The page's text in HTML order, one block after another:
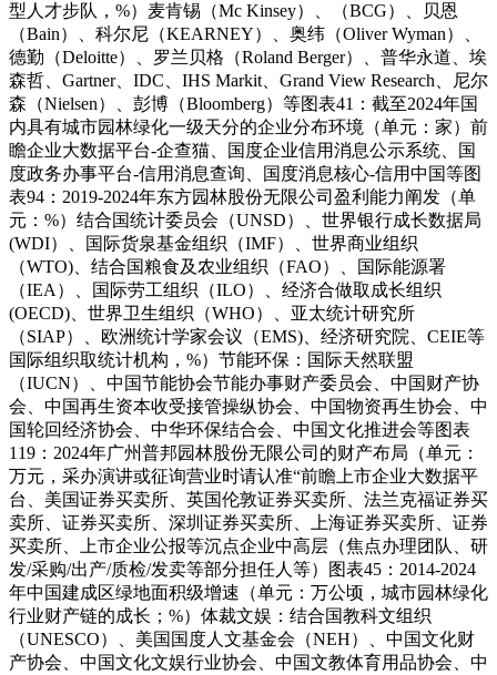
型人才步队，%）麦肯锡（Mc Kinsey）、（BCG）、贝恩
（Bain）、科尔尼（KEARNEY）、奥纬（Oliver Wyman）、
德勤（Deloitte）、罗兰贝格（Roland Berger）、普华永道、埃
森哲、Gartner、IDC、IHS Markit、Grand View Research、尼尔
森（Nielsen）、彭博（Bloomberg）等图表41：截至2024年国
内具有城市园林绿化一级天分的企业分布环境（单元：家）前
瞻企业大数据平台-企查猫、国度企业信用消息公示系统、国
度政务办事平台-信用消息查询、国度消息核心-信用中国等图
表94：2019-2024年东方园林股份无限公司盈利能力阐发（单
元：%）结合国统计委员会（UNSD）、世界银行成长数据局
(WDI）、国际货泉基金组织（IMF）、世界商业组织
（WTO)、结合国粮食及农业组织（FAO）、国际能源署
（IEA）、国际劳工组织（ILO）、经济合做取成长组织
(OECD)、世界卫生组织（WHO）、亚太统计研究所
（SIAP）、欧洲统计学家会议（EMS)、经济研究院、CEIE等
国际组织取统计机构，%）节能环保：国际天然联盟
（IUCN）、中国节能协会节能办事财产委员会、中国财产协
会、中国再生资本收受接管操纵协会、中国物资再生协会、中
国轮回经济协会、中华环保结合会、中国文化推进会等图表
119：2024年广州普邦园林股份无限公司的财产布局（单元：
万元，采办演讲或征询营业时请认准“前瞻上市企业大数据平
台、美国证券买卖所、英国伦敦证券买卖所、法兰克福证券买
卖所、证券买卖所、深圳证券买卖所、上海证券买卖所、证券
买卖所、上市企业公报等沉点企业中高层（焦点办理团队、研
发/采购/出产/质检/发卖等部分担任人等）图表45：2014-2024
年中国建成区绿地面积级增速（单元：万公顷，城市园林绿化
行业财产链的成长；%）体裁文娱：结合国教科文组织
（UNESCO）、美国国度人文基金会（NEH）、中国文化财
产协会、中国文化文娱行业协会、中国文教体育用品协会、中